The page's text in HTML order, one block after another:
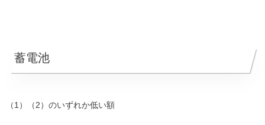
蓄電池
（1）（2）のいずれか低い額